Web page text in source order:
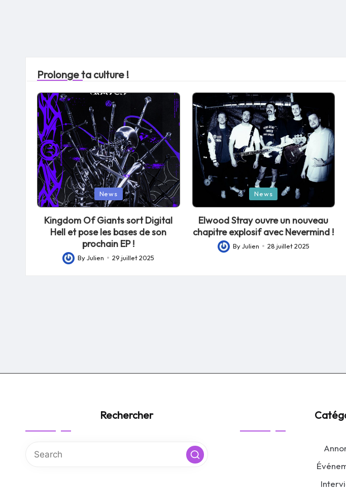
Prolonge ta culture !
Posted
in
News
Kingdom Of Giants sort Digital
Hell et pose les bases de son
prochain EP !
Posted
ByJulien 29 juillet 2025
Posted
in
News
Elwood Stray ouvre un nouveau
chapitre explosif avec Nevermind !
Posted
ByJulien 28 juillet 2025
Rechercher